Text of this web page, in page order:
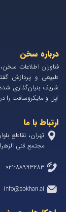
ارتباط با ما
مجتمع فنی الزهرا، طبقه
۰۲۱-۸۸۹۹۳۲۸۳ ۰۹۱۲۴۰۳۵۲۲۸
info@sokhan.ai
درباره سخن
فناوران اطلاعات
طبیعی و پردازش
شریف بنیان‌گذاری
اپل و مایکروسافت را